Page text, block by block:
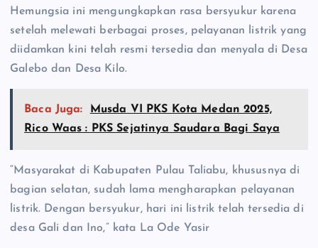
Hemungsia ini mengungkapkan rasa bersyukur karena
setelah melewati berbagai proses, pelayanan listrik yang
diidamkan kini telah resmi tersedia dan menyala di Desa
Galebo dan Desa Kilo.
Baca Juga:
Musda VI PKS Kota Medan 2025,
Rico Waas : PKS Sejatinya Saudara Bagi Saya
“Masyarakat di Kabupaten Pulau Taliabu, khususnya di
bagian selatan, sudah lama mengharapkan pelayanan
listrik. Dengan bersyukur, hari ini listrik telah tersedia di
desa Gali dan Ino,” kata La Ode Yasir